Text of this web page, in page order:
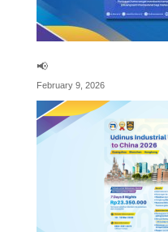
📢
February 9, 2026